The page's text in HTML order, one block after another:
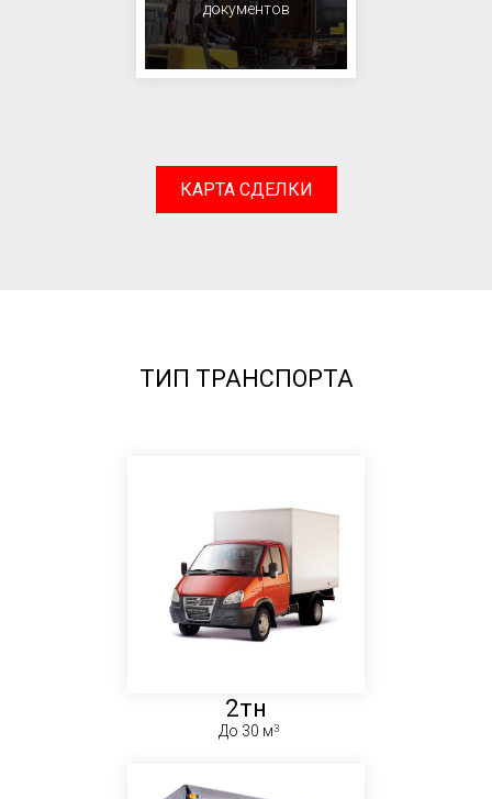
документов
КАРТА СДЕЛКИ
ТИП ТРАНСПОРТА
2тн
До 30 м